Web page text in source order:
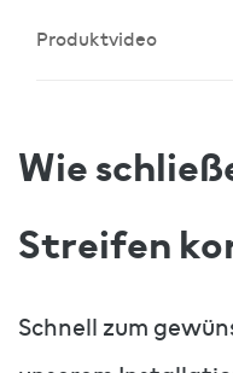
Produktvideo
Wie
Streifen
Schnell zum